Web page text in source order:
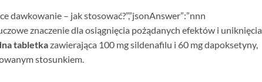
dawkowanie – jak stosować?”,”jsonAnswer”:”nnn
znaczenie dla osiągnięcia pożądanych efektów i uniknięcia
tabletkazawierająca 100 mg sildenafilu i 60 mg dapoksetyny,
stosunkiem.